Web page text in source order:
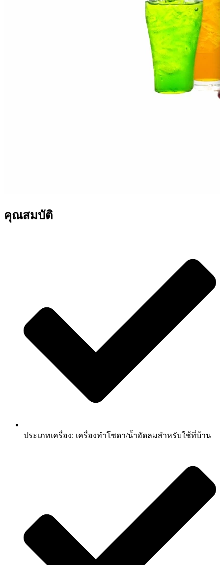
คุณสมบัติ
ประเภทเครื่อง: เครื่องทำโซดา/น้ำอัดลมสำหรับใช้ที่บ้าน